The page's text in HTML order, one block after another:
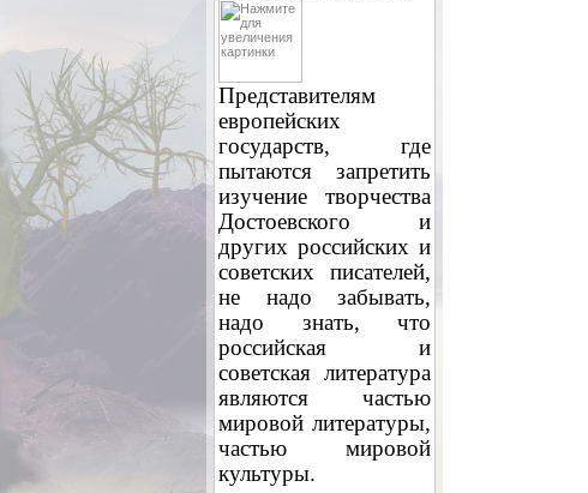
Представителям
европейских
государств, где
пытаются запретить
изучение творчества
Достоевского и
других российских и
советских писателей,
не надо забывать,
надо знать, что
российская и
советская литература
являются частью
мировой литературы,
частью мировой
культуры.